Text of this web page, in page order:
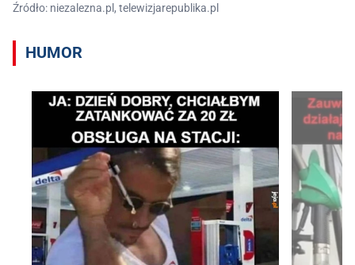
Źródło: niezalezna.pl, telewizjarepublika.pl
HUMOR